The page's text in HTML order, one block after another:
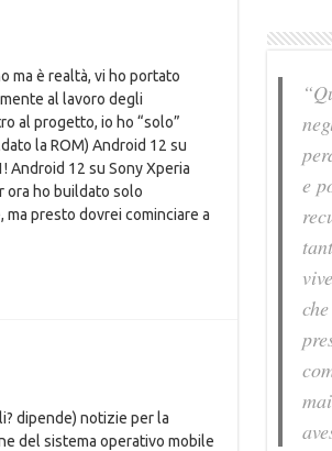
ma è realtà, vi ho portato
al lavoro degli
al progetto, io ho “solo”
la ROM) Android 12 su
Android 12 su Sony Xperia
ora ho buildato solo
ma presto dovrei cominciare a
dipende) notizie per la
del sistema operativo mobile
e